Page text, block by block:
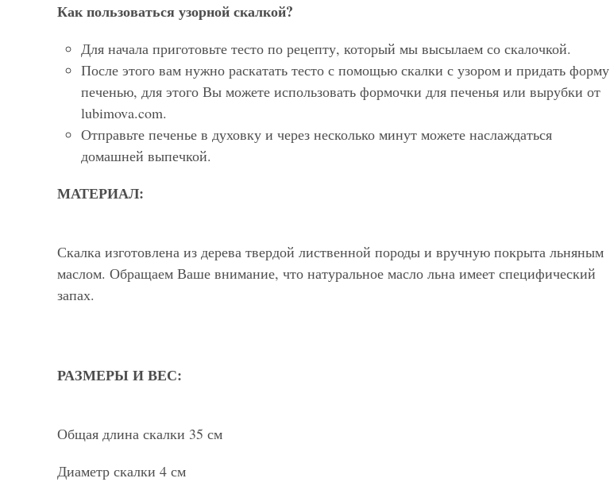
Как пользоваться узорной скалкой?
Для начала приготовьте тесто по рецепту, который мы высылаем со скалочкой.
После этого вам нужно раскатать тесто с помощью скалки с узором и придать форму
печенью, для этого Вы можете использовать формочки для печенья или вырубки от
lubimova.com.
Отправьте печенье в духовку и через несколько минут можете наслаждаться
домашней выпечкой.
МАТЕРИАЛ:
Скалка изготовлена из дерева твердой лиственной породы и вручную покрыта льняным
маслом. Обращаем Ваше внимание, что натуральное масло льна имеет специфический
запах.
РАЗМЕРЫ И ВЕС:
Общая длина скалки 35 см
Диаметр скалки 4 см